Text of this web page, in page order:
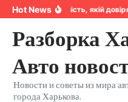
Перейти к содержанию
Hot NewsНадійність, якій
Разборка
Авто
Новости и советы из мира
города Харькова.